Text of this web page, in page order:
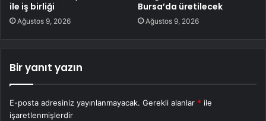
ile iş birliği
Ağustos 9, 2026
Bursa’da üretilecek
Ağustos 9, 2026
Bir yanıt yazın
E-posta adresiniz yayınlanmayacak. Gerekli alanlar * ile
işaretlenmişlerdir